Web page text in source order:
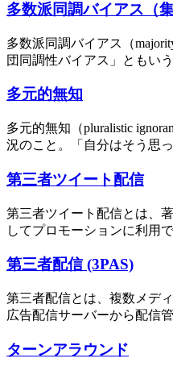
多数派同調バイアス（
多数派同調バイアス（
団同調性バイアス」ともい
多元的無知
多元的無知（pluralistic
況のこと。「自分はそう思
第三者ツイート配信
第三者ツイート配信とは、
してプロモーションに利用
第三者配信 (3PAS)
第三者配信とは、複数メデ
広告配信サーバーから配信
ターンアラウンド